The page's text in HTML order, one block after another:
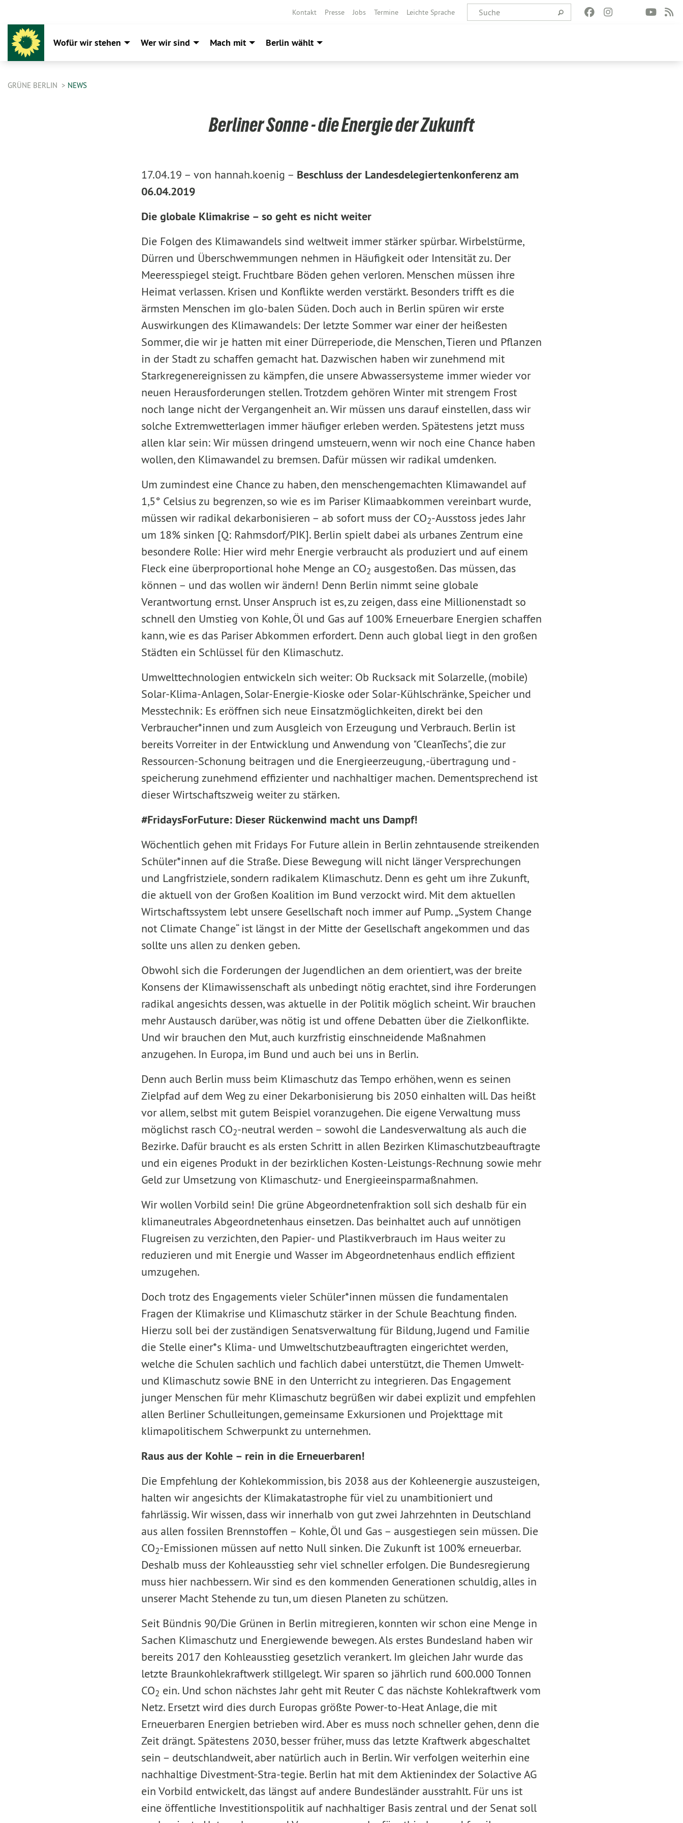
Kontakt Presse Jobs Termine Leichte Sprache
Wofür wir stehen Wer wir sind Mach mit Berlin wählt
GRÜNE BERLIN NEWS
Berliner Sonne - die Energie der Zukunft
17.04.19 – von hannah.koenig – Beschluss der Landesdelegiertenkonferenz am
06.04.2019
Die globale Klimakrise – so geht es nicht weiter
Die Folgen des Klimawandels sind weltweit immer stärker spürbar. Wirbelstürme,
Dürren und Überschwemmungen nehmen in Häufigkeit oder Intensität zu. Der
Meeresspiegel steigt. Fruchtbare Böden gehen verloren. Menschen müssen ihre
Heimat verlassen. Krisen und Konflikte werden verstärkt. Besonders trifft es die
ärmsten Menschen im glo-balen Süden. Doch auch in Berlin spüren wir erste
Auswirkungen des Klimawandels: Der letzte Sommer war einer der heißesten
Sommer, die wir je hatten mit einer Dürreperiode, die Menschen, Tieren und Pflanzen
in der Stadt zu schaffen gemacht hat. Dazwischen haben wir zunehmend mit
Starkregenereignissen zu kämpfen, die unsere Abwassersysteme immer wieder vor
neuen Herausforderungen stellen. Trotzdem gehören Winter mit strengem Frost
noch lange nicht der Vergangenheit an. Wir müssen uns darauf einstellen, dass wir
solche Extremwetterlagen immer häufiger erleben werden. Spätestens jetzt muss
allen klar sein: Wir müssen dringend umsteuern, wenn wir noch eine Chance haben
wollen, den Klimawandel zu bremsen. Dafür müssen wir radikal umdenken.
Um zumindest eine Chance zu haben, den menschengemachten Klimawandel auf
1,5° Celsius zu begrenzen, so wie es im Pariser Klimaabkommen vereinbart wurde,
müssen wir radikal dekarbonisieren – ab sofort muss der CO2-Ausstoss jedes Jahr
um 18% sinken [Q: Rahmsdorf/PIK]. Berlin spielt dabei als urbanes Zentrum eine
besondere Rolle: Hier wird mehr Energie verbraucht als produziert und auf einem
Fleck eine überproportional hohe Menge an CO2 ausgestoßen. Das müssen, das
können – und das wollen wir ändern! Denn Berlin nimmt seine globale
Verantwortung ernst. Unser Anspruch ist es, zu zeigen, dass eine Millionenstadt so
schnell den Umstieg von Kohle, Öl und Gas auf 100% Erneuerbare Energien schaffen
kann, wie es das Pariser Abkommen erfordert. Denn auch global liegt in den großen
Städten ein Schlüssel für den Klimaschutz.
Umwelttechnologien entwickeln sich weiter: Ob Rucksack mit Solarzelle, (mobile)
Solar-Klima-Anlagen, Solar-Energie-Kioske oder Solar-Kühlschränke, Speicher und
Messtechnik: Es eröffnen sich neue Einsatzmöglichkeiten, direkt bei den
Verbraucher*innen und zum Ausgleich von Erzeugung und Verbrauch. Berlin ist
bereits Vorreiter in der Entwicklung und Anwendung von "CleanTechs", die zur
Ressourcen-Schonung beitragen und die Energieerzeugung, -übertragung und -
speicherung zunehmend effizienter und nachhaltiger machen. Dementsprechend ist
dieser Wirtschaftszweig weiter zu stärken.
#FridaysForFuture: Dieser Rückenwind macht uns Dampf!
Wöchentlich gehen mit Fridays For Future allein in Berlin zehntausende streikenden
Schüler*innen auf die Straße. Diese Bewegung will nicht länger Versprechungen
und Langfristziele, sondern radikalem Klimaschutz. Denn es geht um ihre Zukunft,
die aktuell von der Großen Koalition im Bund verzockt wird. Mit dem aktuellen
Wirtschaftssystem lebt unsere Gesellschaft noch immer auf Pump. „System Change
not Climate Change“ ist längst in der Mitte der Gesellschaft angekommen und das
sollte uns allen zu denken geben.
Obwohl sich die Forderungen der Jugendlichen an dem orientiert, was der breite
Konsens der Klimawissenschaft als unbedingt nötig erachtet, sind ihre Forderungen
radikal angesichts dessen, was aktuelle in der Politik möglich scheint. Wir brauchen
mehr Austausch darüber, was nötig ist und offene Debatten über die Zielkonflikte.
Und wir brauchen den Mut, auch kurzfristig einschneidende Maßnahmen
anzugehen. In Europa, im Bund und auch bei uns in Berlin.
Denn auch Berlin muss beim Klimaschutz das Tempo erhöhen, wenn es seinen
Zielpfad auf dem Weg zu einer Dekarbonisierung bis 2050 einhalten will. Das heißt
vor allem, selbst mit gutem Beispiel voranzugehen. Die eigene Verwaltung muss
möglichst rasch CO2-neutral werden – sowohl die Landesverwaltung als auch die
Bezirke. Dafür braucht es als ersten Schritt in allen Bezirken Klimaschutzbeauftragte
und ein eigenes Produkt in der bezirklichen Kosten-Leistungs-Rechnung sowie mehr
Geld zur Umsetzung von Klimaschutz- und Energieeinsparmaßnahmen.
Wir wollen Vorbild sein! Die grüne Abgeordnetenfraktion soll sich deshalb für ein
klimaneutrales Abgeordnetenhaus einsetzen. Das beinhaltet auch auf unnötigen
Flugreisen zu verzichten, den Papier- und Plastikverbrauch im Haus weiter zu
reduzieren und mit Energie und Wasser im Abgeordnetenhaus endlich effizient
umzugehen.
Doch trotz des Engagements vieler Schüler*innen müssen die fundamentalen
Fragen der Klimakrise und Klimaschutz stärker in der Schule Beachtung finden.
Hierzu soll bei der zuständigen Senatsverwaltung für Bildung, Jugend und Familie
die Stelle einer*s Klima- und Umweltschutzbeauftragten eingerichtet werden,
welche die Schulen sachlich und fachlich dabei unterstützt, die Themen Umwelt-
und Klimaschutz sowie BNE in den Unterricht zu integrieren. Das Engagement
junger Menschen für mehr Klimaschutz begrüßen wir dabei explizit und empfehlen
allen Berliner Schulleitungen, gemeinsame Exkursionen und Projekttage mit
klimapolitischem Schwerpunkt zu unternehmen.
Raus aus der Kohle – rein in die Erneuerbaren!
Die Empfehlung der Kohlekommission, bis 2038 aus der Kohleenergie auszusteigen,
halten wir angesichts der Klimakatastrophe für viel zu unambitioniert und
fahrlässig. Wir wissen, dass wir innerhalb von gut zwei Jahrzehnten in Deutschland
aus allen fossilen Brennstoffen – Kohle, Öl und Gas – ausgestiegen sein müssen. Die
CO2-Emissionen müssen auf netto Null sinken. Die Zukunft ist 100% erneuerbar.
Deshalb muss der Kohleausstieg sehr viel schneller erfolgen. Die Bundesregierung
muss hier nachbessern. Wir sind es den kommenden Generationen schuldig, alles in
unserer Macht Stehende zu tun, um diesen Planeten zu schützen.
Seit Bündnis 90/Die Grünen in Berlin mitregieren, konnten wir schon eine Menge in
Sachen Klimaschutz und Energiewende bewegen. Als erstes Bundesland haben wir
bereits 2017 den Kohleausstieg gesetzlich verankert. Im gleichen Jahr wurde das
letzte Braunkohlekraftwerk stillgelegt. Wir sparen so jährlich rund 600.000 Tonnen
CO2 ein. Und schon nächstes Jahr geht mit Reuter C das nächste Kohlekraftwerk vom
Netz. Ersetzt wird dies durch Europas größte Power-to-Heat Anlage, die mit
Erneuerbaren Energien betrieben wird. Aber es muss noch schneller gehen, denn die
Zeit drängt. Spätestens 2030, besser früher, muss das letzte Kraftwerk abgeschaltet
sein – deutschlandweit, aber natürlich auch in Berlin. Wir verfolgen weiterhin eine
nachhaltige Divestment-Stra-tegie. Berlin hat mit dem Aktienindex der Solactive AG
ein Vorbild entwickelt, das längst auf andere Bundesländer ausstrahlt. Für uns ist
eine öffentliche Investitionspolitik auf nachhaltiger Basis zentral und der Senat soll